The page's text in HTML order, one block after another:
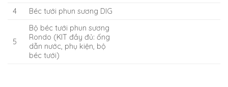
4 Béc tưới phun sương DIG
5
Bộ béc tưới phun sương
Rondo (KIT đầy đủ: ống
dẫn nước, phụ kiện, bộ
béc tưới)